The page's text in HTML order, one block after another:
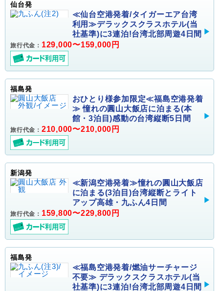
仙台発
≪仙台空港発着/タイガーエア台湾
利用≫デラックスクラスホテル(当
社基準)に3連泊!台湾北部周遊4日間
旅行代金： 129,000〜159,000円
福島発
おひとり様参加限定≪福島空港発着
≫ 憧れの圓山大飯店に泊まる(本
館・3泊目)感動の台湾縦断5日間
旅行代金： 210,000〜210,000円
新潟発
≪新潟空港発着≫憧れの圓山大飯店
に泊まる(3泊目)台湾縦断とライト
アップ高雄・九ふん4日間
旅行代金： 159,800〜229,800円
福島発
≪福島空港発着/燃油サーチャージ
不要≫ デラックスクラスホテル(当
社基準)に3連泊!台湾北部周遊4日間